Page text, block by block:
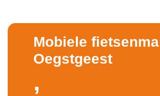
Mobiele
Oegstgeest
,